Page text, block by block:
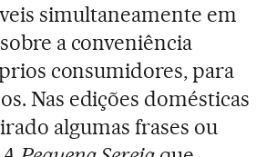
simultaneamente em
a conveniência
consumidores, para
Nas edições domésticas
algumas frases ou